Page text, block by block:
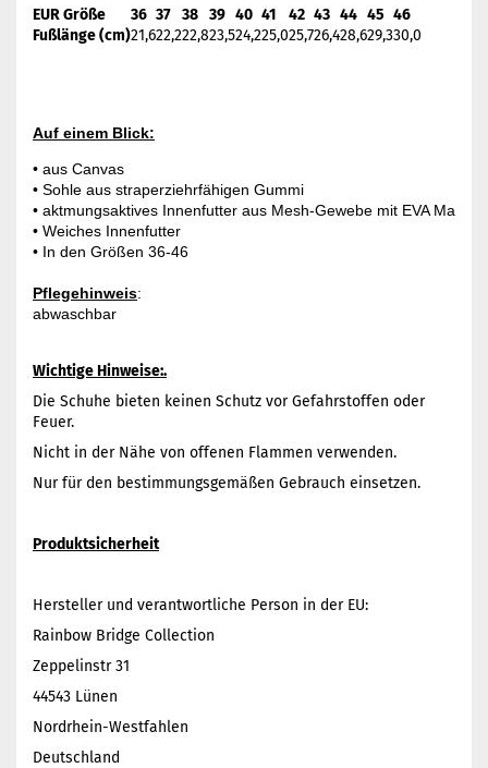
EUR Größe 36 37 38 39 40 41 42 43 44 45 46
Fußlänge (cm)21,622,222,823,524,225,025,726,428,629,330,0
Auf einem Blick:
• aus Canvas
• Sohle aus straperziehrfähigen Gummi
• aktmungsaktives Innenfutter aus Mesh-Gewebe mit EVA
• Weiches Innenfutter
• In den Größen 36-46
Pflegehinweis:
abwaschbar
Wichtige Hinweise:.
Die Schuhe bieten keinen Schutz vor Gefahrstoffen oder
Feuer.
Nicht in der Nähe von offenen Flammen verwenden.
Nur für den bestimmungsgemäßen Gebrauch einsetzen.
Produktsicherheit
Hersteller und verantwortliche Person in der EU:
Rainbow Bridge Collection
Zeppelinstr 31
44543 Lünen
Nordrhein-Westfahlen
Deutschland